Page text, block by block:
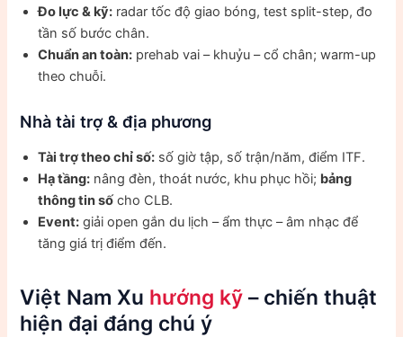
Đo lực & kỹ: radar tốc độ giao bóng, test split-step, đo
tần số bước chân.
Chuẩn an toàn: prehab vai – khuỷu – cổ chân; warm-up
theo chuỗi.
Nhà tài trợ & địa phương
Tài trợ theo chỉ số: số giờ tập, số trận/năm, điểm ITF.
Hạ tầng: nâng đèn, thoát nước, khu phục hồi; bảng
thông tin sốcho CLB.
Event: giải open gắn du lịch – ẩm thực – âm nhạc để
tăng giá trị điểm đến.
Việt Nam Xu hướng kỹ – chiến thuật
hiện đại đáng chú ý